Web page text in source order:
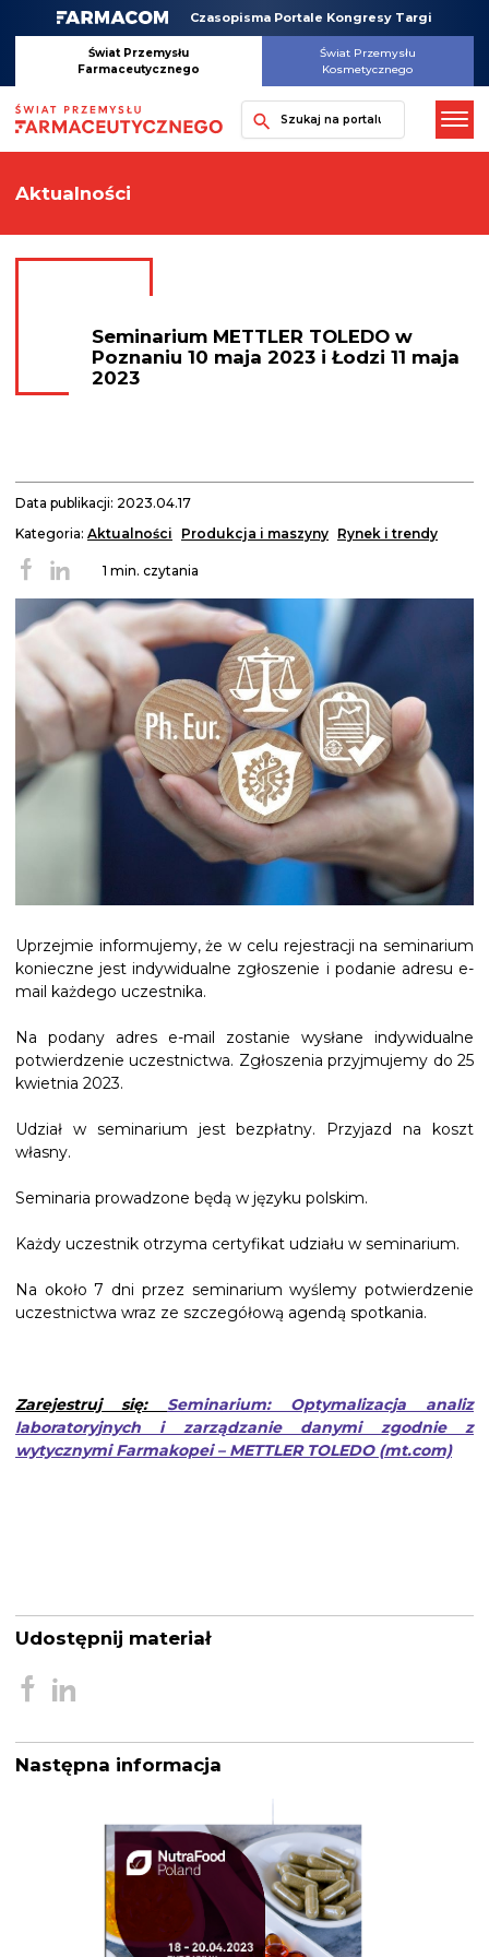
Czasopisma Portale Kongresy Targi
Świat Przemysłu
Farmaceutycznego
Świat Przemysłu
Kosmetycznego
Szukaj
Aktualności
Seminarium METTLER TOLEDO w
Poznaniu 10 maja 2023 i Łodzi 11 maja
2023
Data publikacji: 2023.04.17
Kategoria: Aktualności Produkcja i maszyny Rynek i trendy
1 min. czytania
Uprzejmie informujemy, że w celu rejestracji na seminarium
konieczne jest indywidualne zgłoszenie i podanie adresu e-
mail każdego uczestnika.
Na podany adres e-mail zostanie wysłane indywidualne
potwierdzenie uczestnictwa. Zgłoszenia przyjmujemy do 25
kwietnia 2023.
Udział w seminarium jest bezpłatny. Przyjazd na koszt
własny.
Seminaria prowadzone będą w języku polskim.
Każdy uczestnik otrzyma certyfikat udziału w seminarium.
Na około 7 dni przez seminarium wyślemy potwierdzenie
uczestnictwa wraz ze szczegółową agendą spotkania.
Zarejestruj się: Seminarium: Optymalizacja analiz
laboratoryjnych i zarządzanie danymi zgodnie z
wytycznymi Farmakopei – METTLER TOLEDO (mt.com)
Udostępnij materiał
Następna informacja